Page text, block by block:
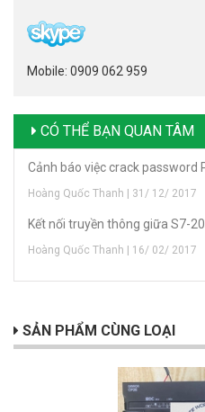
Mobile: 0909 062 959
CÓ THỂ BẠN QUAN TÂM
Cảnh báo việc crack password
Hoàng Quốc Thanh | 31/ 12/ 2017
Kết nối truyền thông giữa S7-
Hoàng Quốc Thanh | 16/ 02/ 2017
SẢN PHẨM CÙNG LOẠI